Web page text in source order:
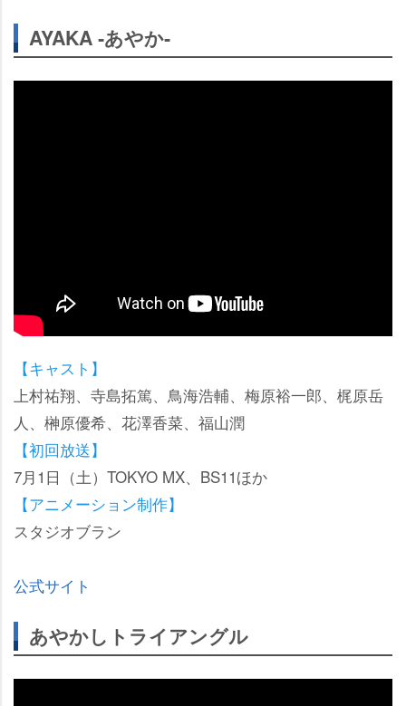
AYAKA ‐あやか‐
【キャスト】
上村祐翔、寺島拓篤、鳥海浩輔、梅原裕一郎、梶原岳
人、榊原優希、花澤香菜、福山潤
【初回放送】
7月1日（土）TOKYO MX、BS11ほか
【アニメーション制作】
スタジオブラン
公式サイト
あやかしトライアングル